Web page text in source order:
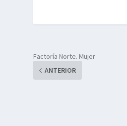
Factoría Norte. Mujer
ANTERIOR